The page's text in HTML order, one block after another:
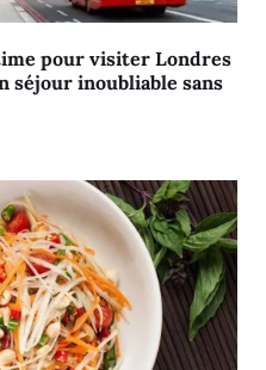
pour visiter Londres
séjour inoubliable sans